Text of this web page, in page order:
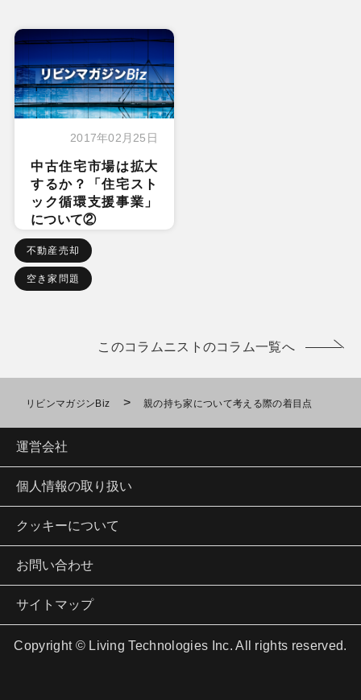
2017年02月25日
中古住宅市場は拡大
するか？「住宅スト
ック循環支援事業」
について②
不動産売却
空き家問題
このコラムニストのコラム一覧へ
リビンマガジンBiz > 親の持ち家について考える際の着目点
運営会社
個人情報の取り扱い
クッキーについて
お問い合わせ
サイトマップ
Copyright © Living Technologies Inc. All rights reserved.